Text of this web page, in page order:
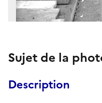
Sujet de la
Description